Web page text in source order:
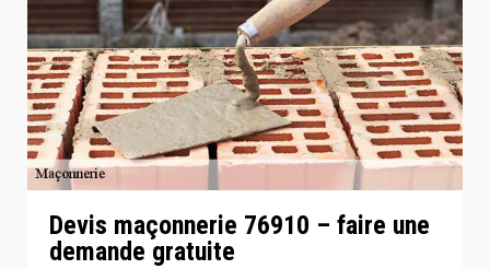
Devis maçonnerie 76910 – faire une
demande gratuite